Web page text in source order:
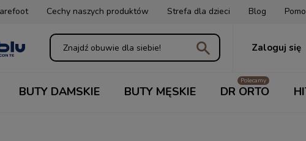
Cechy naszych produktów Strefa dla dzieci Blog
Zaloguj się
BUTY DAMSKIE BUTY MĘSKIE DR ORTO